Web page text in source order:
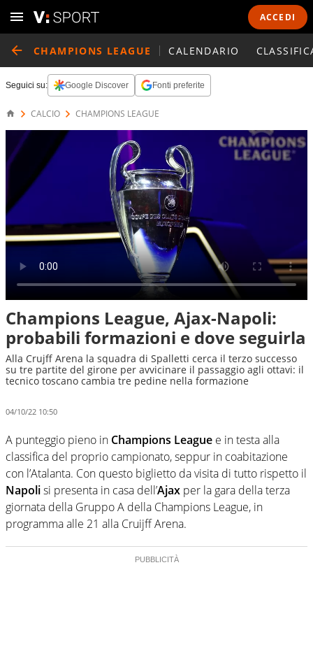
ACCEDI
CHAMPIONS LEAGUE CALENDARIO
Seguici su: Google Discover Fonti preferite
CALCIO CHAMPIONS LEAGUE
Champions League, Ajax-Napoli:
probabili formazioni e dove seguirla
Alla Crujff Arena la squadra di Spalletti cerca il terzo successo
su tre partite del girone per avvicinare il passaggio agli ottavi: il
tecnico toscano cambia tre pedine nella formazione
04/10/22 10:50
A punteggio pieno in Champions League e in testa alla
classifica del proprio campionato, seppur in coabitazione
con l’Atalanta. Con questo biglietto da visita di tutto rispetto il
Napolisi presenta in casa dell’Ajax per la gara della terza
giornata della Gruppo A della Champions League, in
programma alle 21 alla Cruijff Arena.